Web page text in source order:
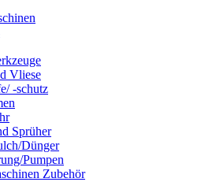
Vliese
-schutz
Sprüher
Dünger
Pumpen
Zubehör